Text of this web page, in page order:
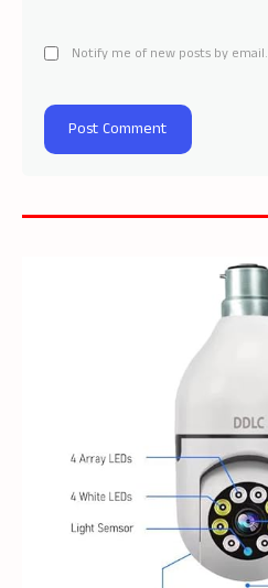
Notify me of new posts by email.